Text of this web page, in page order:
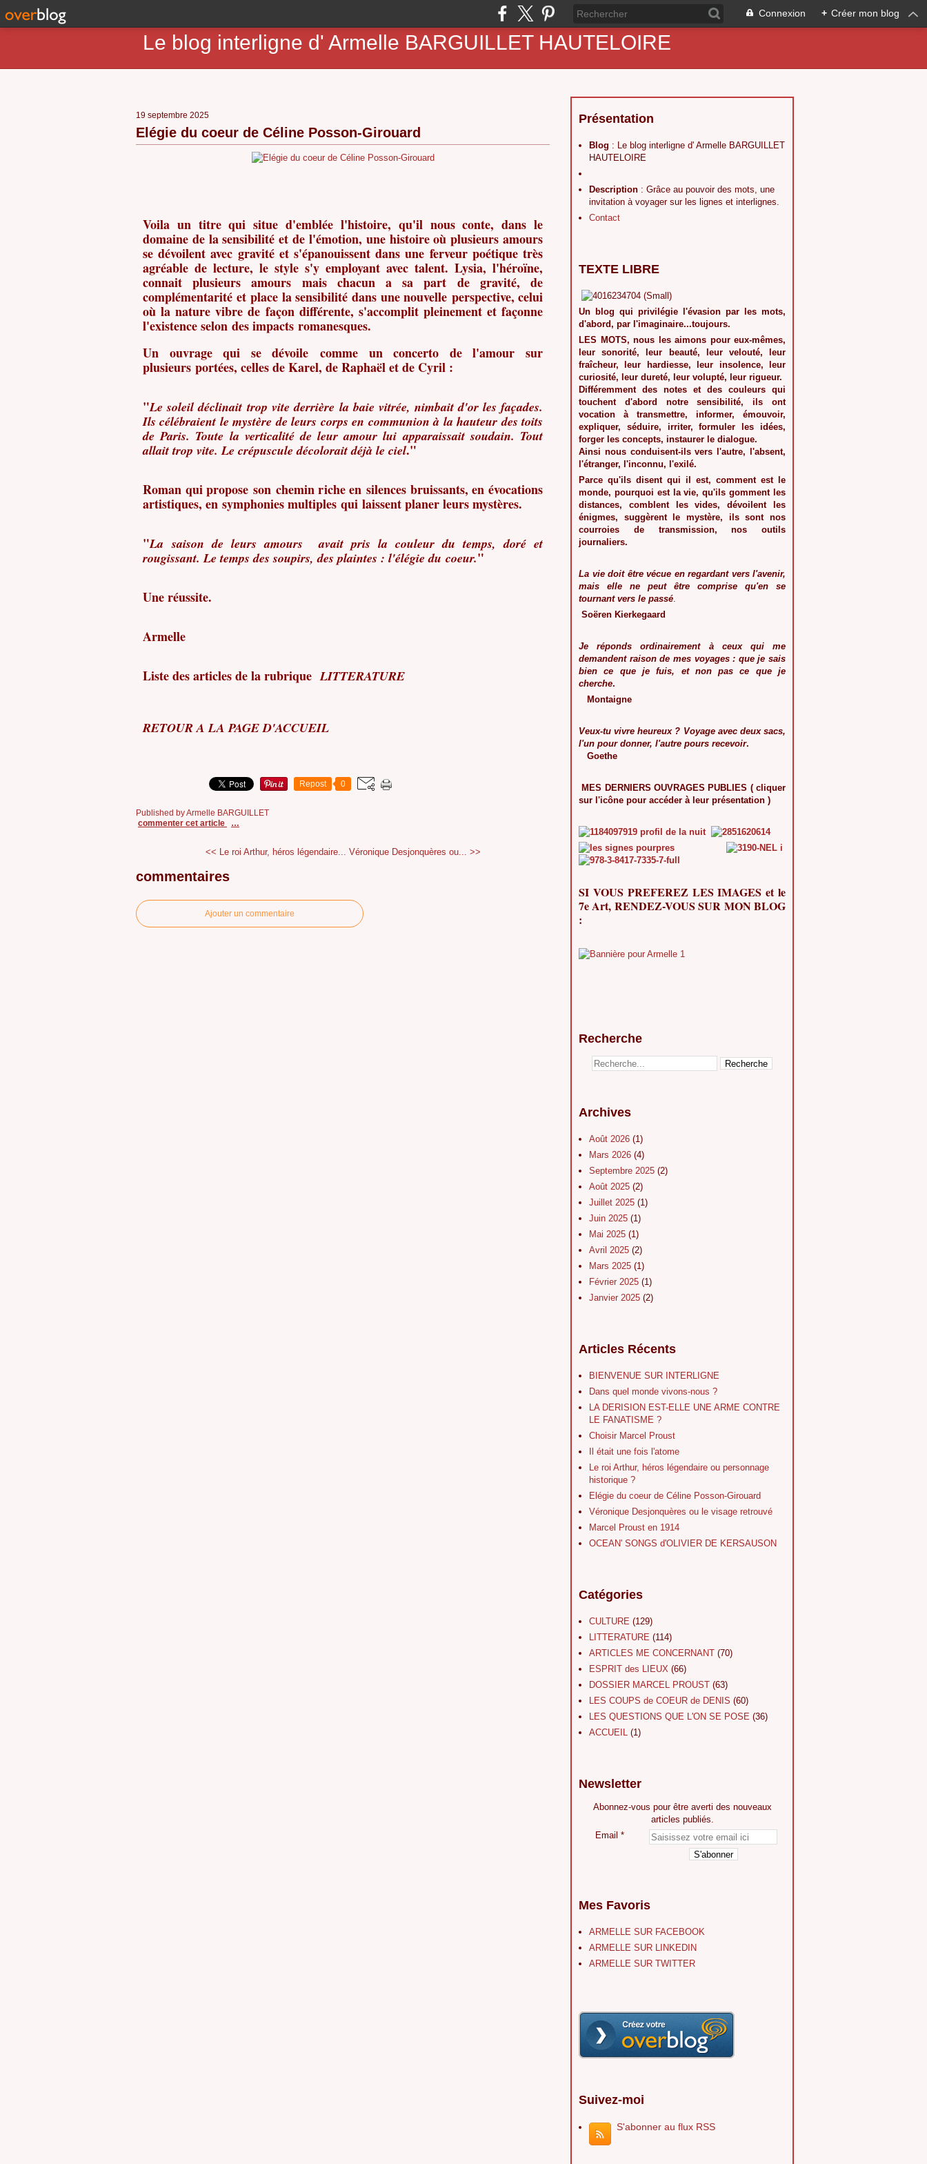
Connexion + Créer mon blog
Le blog interligne d' Armelle BARGUILLET HAUTELOIRE
19 septembre 2025
Elégie du coeur de Céline Posson-Girouard
Voila un titre qui situe d'emblée l'histoire, qu'il nous conte, dans le
domaine de la sensibilité et de l'émotion, une histoire où plusieurs amours
se dévoilent avec gravité et s'épanouissent dans une ferveur poétique très
agréable de lecture, le style s'y employant avec talent. Lysia, l'héroïne,
connait plusieurs amours mais chacun a sa part de gravité, de
complémentarité et place la sensibilité dans une nouvelle perspective, celui
où la nature vibre de façon différente, s'accomplit pleinement et façonne
l'existence selon des impacts romanesques.
Un ouvrage qui se dévoile comme un concerto de l'amour sur
plusieurs portées, celles de Karel, de Raphaël et de Cyril :
"Le soleil déclinait trop vite derrière la baie vitrée, nimbait d'or les façades.
Ils célébraient le mystère de leurs corps en communion à la hauteur des toits
de Paris. Toute la verticalité de leur amour lui apparaissait soudain. Tout
allait trop vite. Le crépuscule décolorait déjà le ciel."
Roman qui propose son chemin riche en silences bruissants, en évocations
artistiques, en symphonies multiples qui laissent planer leurs mystères.
"La saison de leurs amours avait pris la couleur du temps, doré et
rougissant. Le temps des soupirs, des plaintes : l'élégie du coeur."
Une réussite.
Armelle
Liste des articles de la rubrique LITTERATURE
RETOUR A LA PAGE D'ACCUEIL
Repost 0
Published by Armelle BARGUILLET
commenter cet article
…
<< Le roi Arthur, héros légendaire... Véronique Desjonquères ou... >>
commentaires
Ajouter un commentaire
Présentation
Blog : Le blog interligne d' Armelle BARGUILLET
HAUTELOIRE
Description : Grâce au pouvoir des mots, une
invitation à voyager sur les lignes et interlignes.
Contact
TEXTE LIBRE
Un blog qui privilégie l'évasion par les mots,
d'abord, par l'imaginaire...toujours.
LES MOTS, nous les aimons pour eux-mêmes,
leur sonorité, leur beauté, leur velouté, leur
fraîcheur, leur hardiesse, leur insolence, leur
curiosité, leur dureté, leur volupté, leur rigueur.
Différemment des notes et des couleurs qui
touchent d'abord notre sensibilité, ils ont
vocation à transmettre, informer, émouvoir,
expliquer, séduire, irriter, formuler les idées,
forger les concepts, instaurer le dialogue.
Ainsi nous conduisent-ils vers l'autre, l'absent,
l'étranger, l'inconnu, l'exilé.
Parce qu'ils disent qui il est, comment est le
monde, pourquoi est la vie, qu'ils gomment les
distances, comblent les vides, dévoilent les
énigmes, suggèrent le mystère, ils sont nos
courroies de transmission, nos outils
journaliers.
La vie doit être vécue en regardant vers l'avenir,
mais elle ne peut être comprise qu'en se
tournant vers le passé.
Soëren Kierkegaard
Je réponds ordinairement à ceux qui me
demandent raison de mes voyages : que je sais
bien ce que je fuis, et non pas ce que je
cherche.
Montaigne
Veux-tu vivre heureux ? Voyage avec deux sacs,
l'un pour donner, l'autre pours recevoir.
Goethe
MES DERNIERS OUVRAGES PUBLIES ( cliquer
sur l'icône pour accéder à leur présentation )
SI VOUS PREFEREZ LES IMAGES et le
7e Art, RENDEZ-VOUS SUR MON BLOG
:
Recherche
Archives
Août 2026 (1)
Mars 2026 (4)
Septembre 2025 (2)
Août 2025 (2)
Juillet 2025 (1)
Juin 2025 (1)
Mai 2025 (1)
Avril 2025 (2)
Mars 2025 (1)
Février 2025 (1)
Janvier 2025 (2)
Articles Récents
BIENVENUE SUR INTERLIGNE
Dans quel monde vivons-nous ?
LA DERISION EST-ELLE UNE ARME CONTRE
LE FANATISME ?
Choisir Marcel Proust
Il était une fois l'atome
Le roi Arthur, héros légendaire ou personnage
historique ?
Elégie du coeur de Céline Posson-Girouard
Véronique Desjonquères ou le visage retrouvé
Marcel Proust en 1914
OCEAN' SONGS d'OLIVIER DE KERSAUSON
Catégories
CULTURE (129)
LITTERATURE (114)
ARTICLES ME CONCERNANT (70)
ESPRIT des LIEUX (66)
DOSSIER MARCEL PROUST (63)
LES COUPS de COEUR de DENIS (60)
LES QUESTIONS QUE L'ON SE POSE (36)
ACCUEIL (1)
Newsletter
Abonnez-vous pour être averti des nouveaux
articles publiés.
Email
Mes Favoris
ARMELLE SUR FACEBOOK
ARMELLE SUR LINKEDIN
ARMELLE SUR TWITTER
Suivez-moi
S'abonner au flux RSS